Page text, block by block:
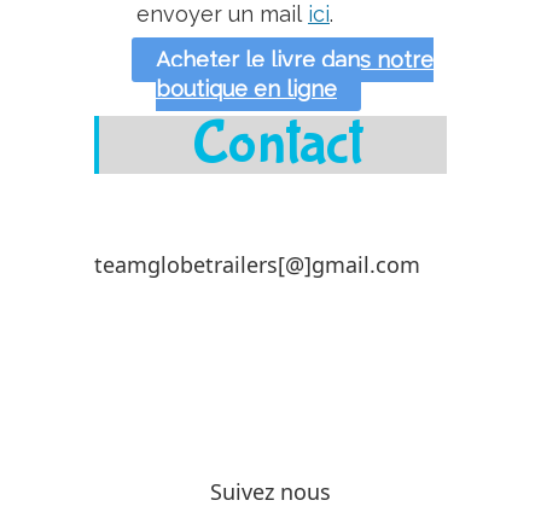
envoyer un mail ici.
Acheter le livre dans notre
boutique en ligne
Contact
teamglobetrailers[@]gmail.com
Suivez nous